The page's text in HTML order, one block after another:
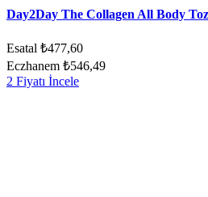
Day2Day The Collagen All Body
Esatal ₺477,60
Eczhanem ₺546,49
2 Fiyatı İncele